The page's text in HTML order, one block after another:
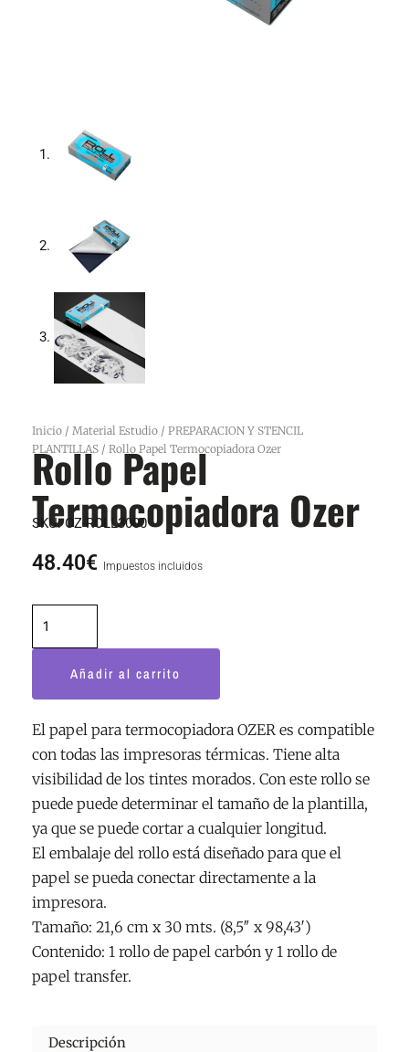
Inicio / Material Estudio / PREPARACION Y STENCIL
PLANTILLAS / Rollo Papel Termocopiadora Ozer
Rollo Papel
Termocopiadora Ozer
SKU:OZ-ROLL3000
48.40€ Impuestos incluidos
Papel
cantidad
Añadir al carrito
El papel para termocopiadora OZER es compatible
con todas las impresoras térmicas. Tiene alta
visibilidad de los tintes morados. Con este rollo se
puede puede determinar el tamaño de la plantilla,
ya que se puede cortar a cualquier longitud.
El embalaje del rollo está diseñado para que el
papel se pueda conectar directamente a la
impresora.
Tamaño: 21,6 cm x 30 mts. (8,5″ x 98,43′)
Contenido: 1 rollo de papel carbón y 1 rollo de
papel transfer.
Descripción